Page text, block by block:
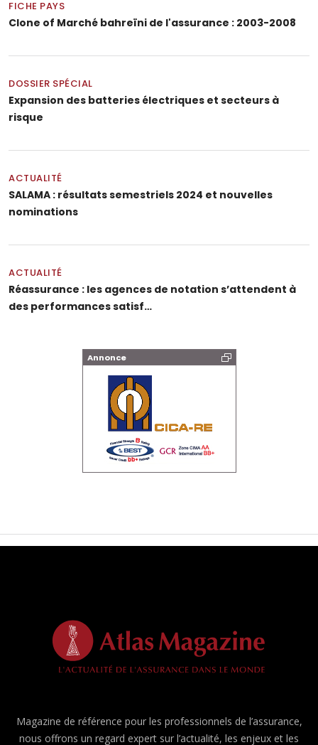
FICHE PAYS
Clone of Marché bahreïni de l'assurance : 2003-2008
DOSSIER SPÉCIAL
Expansion des batteries électriques et secteurs à
risque
ACTUALITÉ
SALAMA : résultats semestriels 2024 et nouvelles
nominations
ACTUALITÉ
Réassurance : les agences de notation s’attendent à
des performances satisf…
Annonce
Magazine de référence pour les professionnels de l’assurance,
nous offrons un regard expert sur l’actualité, les enjeux et les